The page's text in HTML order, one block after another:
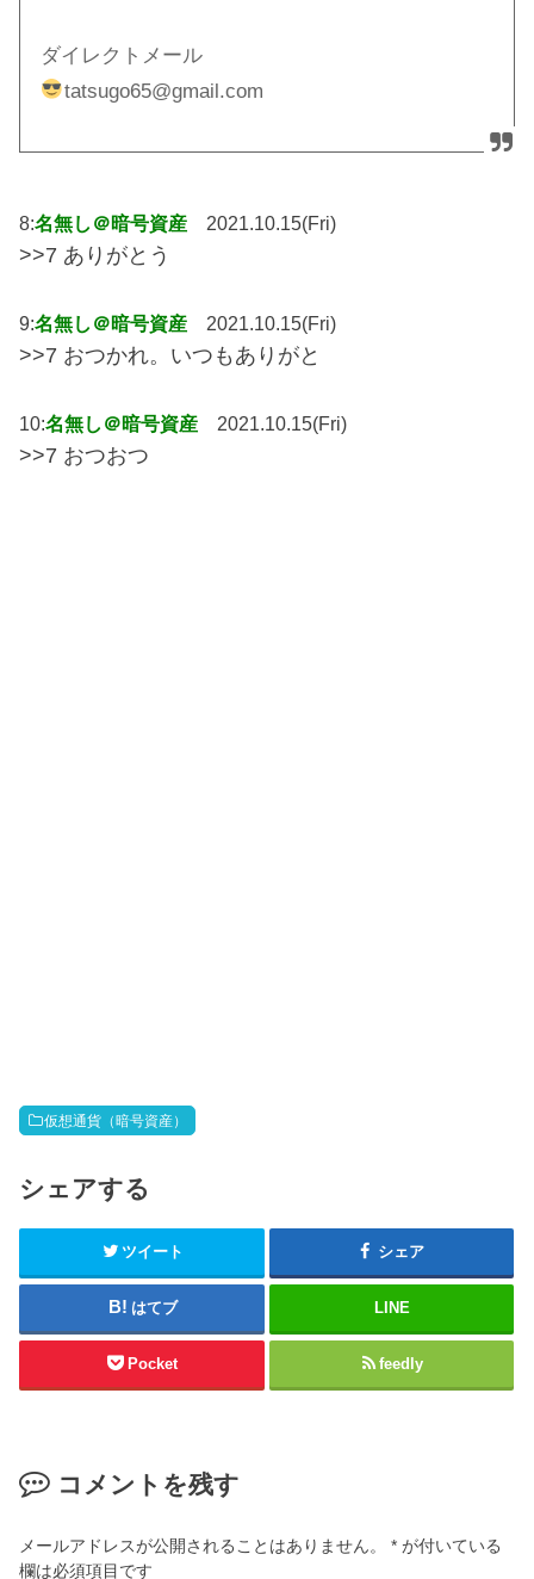
ダイレクトメール
tatsugo65@gmail.com
8:名無し＠暗号資産 2021.10.15(Fri)
>>7 ありがとう
9:名無し＠暗号資産 2021.10.15(Fri)
>>7 おつかれ。いつもありがと
10:名無し＠暗号資産 2021.10.15(Fri)
>>7 おつおつ
仮想通貨（暗号資産）
シェアする
ツイート シェア
はてブ LINE
Pocket feedly
コメントを残す
メールアドレスが公開されることはありません。 * が付いている
欄は必須項目です